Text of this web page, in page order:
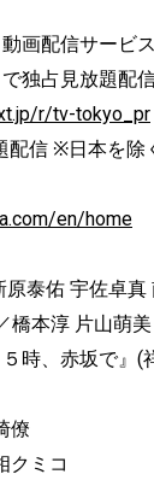
画配信サービ
独占見放題配
r/tv-tokyo_pr
配信 ※日本を除
en/home
原泰佑 宇佐卓
橋本淳 片山萌美
時、赤坂で』(
僚
クミコ